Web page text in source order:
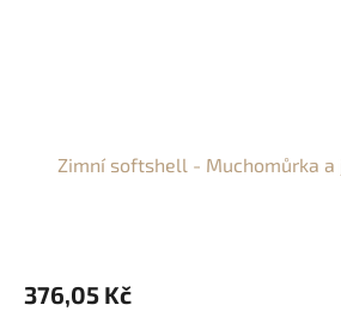
Zimní softshell - Muchomůrka
376,05 Kč